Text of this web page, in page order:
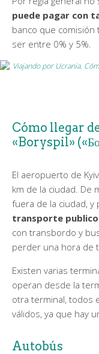
puede pagar con
banco que comisión
ser entre 0% y 5%.
Cómo llegar
«Boryspil»
El aeropuerto de
km de la ciudad. De
fuera de la ciudad,
transporte
con transbordo y
perder una hora de
Existen varias
operan desde la
otra terminal, todos
válidos, ya que hay
Autobús